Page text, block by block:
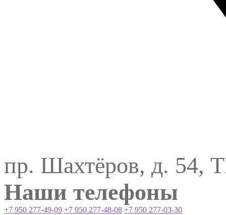
пр. Шахтёров, д. 54,
Наши телефоны
+7 950 277-49-09 +7 950 277-48-08 +7 950 277-03-30